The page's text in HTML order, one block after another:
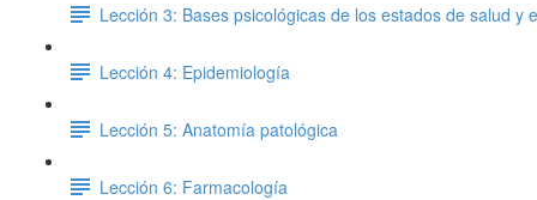
Lección 3: Bases psicológicas de los estados de salud y
Lección 4: Epidemiología
Lección 5: Anatomía patológica
Lección 6: Farmacología